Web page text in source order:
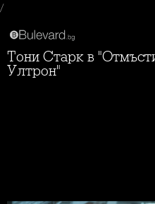
/
Тони Старк в "Отмъстителите-2: Ерата на
Ултрон"